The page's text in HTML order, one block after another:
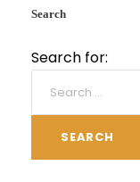
Search
Search for:
SEARCH